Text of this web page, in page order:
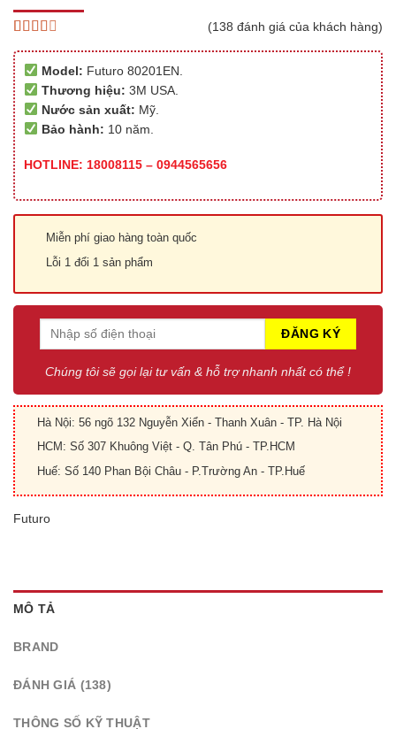
2.54
trên 5
dựa
trên
134
đánh
giá
(138 đánh giá của khách hàng)
Model: Futuro 80201EN.
Thương hiệu: 3M USA.
Nước sản xuất: Mỹ.
Bảo hành: 10 năm.
HOTLINE: 18008115 – 0944565656
Miễn phí giao hàng toàn quốc
Lỗi 1 đổi 1 sản phẩm
Chúng tôi sẽ gọi lại tư vấn & hỗ trợ nhanh nhất có thể !
Hà Nội: 56 ngõ 132 Nguyễn Xiển - Thanh Xuân - TP. Hà Nội
HCM: Số 307 Khuông Việt - Q. Tân Phú - TP.HCM
Huế: Số 140 Phan Bội Châu - P.Trường An - TP.Huế
Futuro
MÔ TẢ
BRAND
ĐÁNH GIÁ (138)
THÔNG SỐ KỸ THUẬT